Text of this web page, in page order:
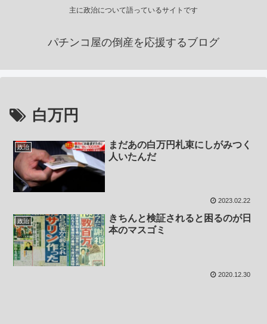
主に政治について語っているサイトです
パチンコ屋の倒産を応援するブログ
白万円
政治
まだあの白万円札束にしがみつく
人いたんだ
2023.02.22
政治
きちんと検証されると困るのが日
本のマスゴミ
2020.12.30